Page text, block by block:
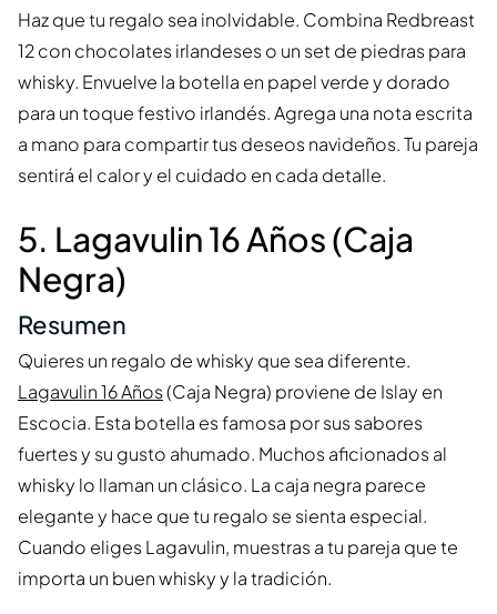
Haz que tu regalo sea inolvidable. Combina Redbreast
12 con chocolates irlandeses o un set de piedras para
whisky. Envuelve la botella en papel verde y dorado
para un toque festivo irlandés. Agrega una nota escrita
a mano para compartir tus deseos navideños. Tu pareja
sentirá el calor y el cuidado en cada detalle.
5. Lagavulin 16 Años (Caja
Negra)
Resumen
Quieres un regalo de whisky que sea diferente.
Lagavulin 16 Años(Caja Negra) proviene de Islay en
Escocia. Esta botella es famosa por sus sabores
fuertes y su gusto ahumado. Muchos aficionados al
whisky lo llaman un clásico. La caja negra parece
elegante y hace que tu regalo se sienta especial.
Cuando eliges Lagavulin, muestras a tu pareja que te
importa un buen whisky y la tradición.